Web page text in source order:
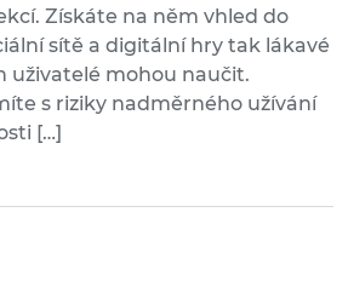
Získáte na něm vhled do
sítě a digitální hry tak lákavé
uživatelé mohou naučit.
s riziky nadměrného užívání
[…]